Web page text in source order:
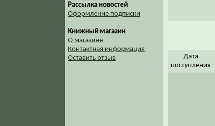
Рассылка новостей
Оформление подписки
Книжный магазин
О магазине
Контактная информация
Оставить отзыв
Дата
поступления